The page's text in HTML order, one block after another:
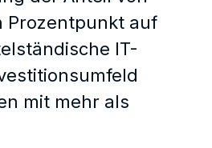
Prozentpunkt auf
IT-
mit mehr als